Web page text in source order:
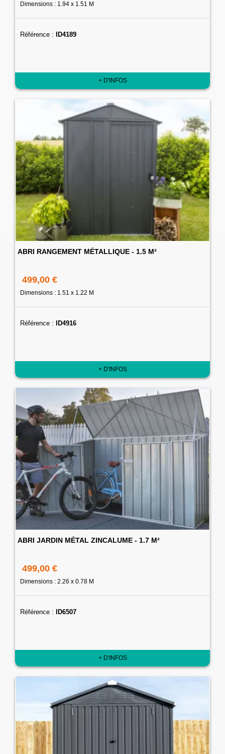
Dimensions : 1.94 x 1.51 M
Référence : ID4189
+ D'INFOS
ABRI RANGEMENT MÉTALLIQUE - 1.5 M²
499,00 €
Dimensions : 1.51 x 1.22 M
Référence : ID4916
+ D'INFOS
ABRI JARDIN MÉTAL ZINCALUME - 1.7 M²
499,00 €
Dimensions : 2.26 x 0.78 M
Référence : ID6507
+ D'INFOS